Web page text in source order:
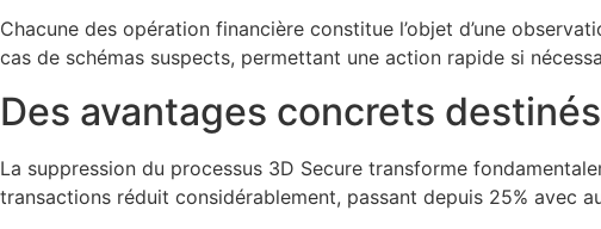
Chacune des opération financière constitue l’objet d’une
cas de schémas suspects, permettant une action rapide si
Des avantages concrets
La suppression du processus 3D Secure transforme
transactions réduit considérablement, passant depuis 25% avec